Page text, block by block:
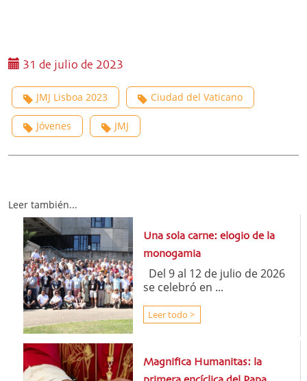
31 de julio de 2023
JMJ Lisboa 2023 Ciudad del Vaticano
Jóvenes JMJ
Leer también...
Una sola carne: elogio de la
monogamia
Del 9 al 12 de julio de 2026
se celebró en ...
Leer todo >
Magnifica Humanitas: la